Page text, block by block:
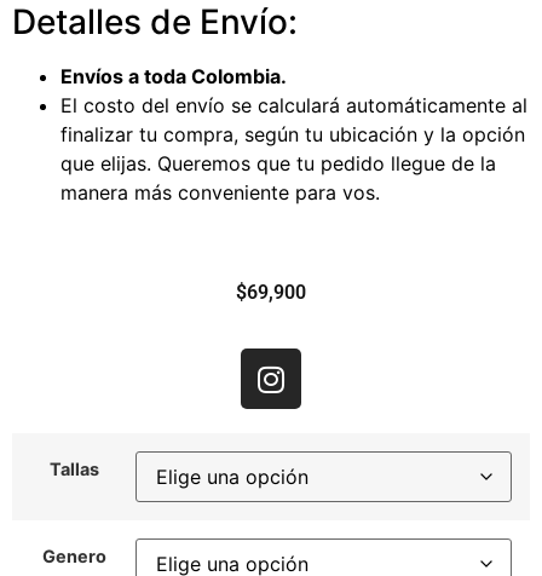
Detalles de Envío:
Envíos a toda Colombia.
El costo del envío se calculará automáticamente al
finalizar tu compra, según tu ubicación y la opción
que elijas. Queremos que tu pedido llegue de la
manera más conveniente para vos.
$69,900
Tallas
Genero